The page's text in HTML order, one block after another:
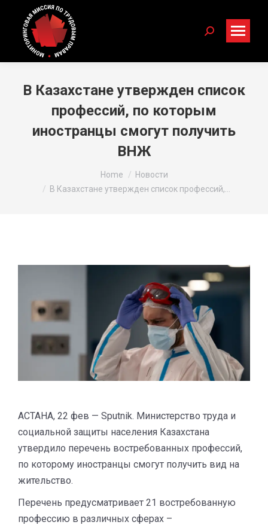
Search:
В Казахстане утвержден список
профессий, по которым
иностранцы смогут получить
ВНЖ
Home
Новости
В Казахстане утвержден список профессий,…
АСТАНА, 22 фев — Sputnik. Министерство труда и
социальной защиты населения Казахстана
утвердило перечень востребованных профессий,
по которому иностранцы смогут получить вид на
жительство.
Перечень предусматривает 21 востребованную
профессию в различных сферах –